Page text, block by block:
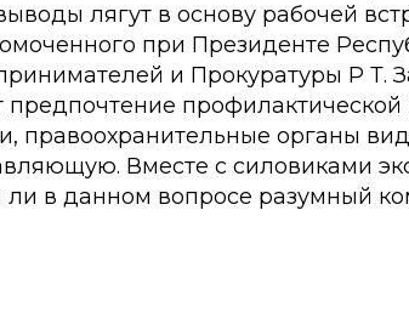
лягут в основу рабочей
при Президенте
и Прокуратуры Р Т.
профилактической
правоохранительные органы
Вместе с силовиками
в данном вопросе разумный